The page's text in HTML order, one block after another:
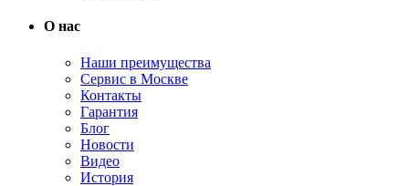
О нас
Наши преимущества
Сервис в Москве
Контакты
Гарантия
Блог
Новости
Видео
История